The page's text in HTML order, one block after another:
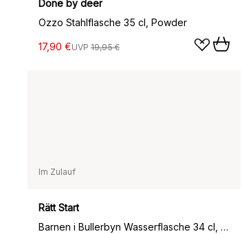
Done by deer
Ozzo Stahlflasche 35 cl, Powder
17,90 €UVP 19,95 €
Im Zulauf
Rätt Start
Barnen i Bullerbyn Wasserflasche 34 cl, Multi